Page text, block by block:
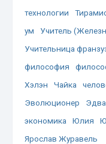
технологии
ум
Учитель
Учительница
философия
Хэлэн
Чайка
Эволюционер
экономика
Юлия
Ярослав Журавель